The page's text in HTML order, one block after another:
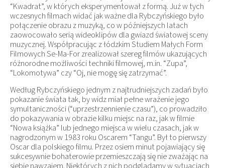
“Kwadrat”, w których eksperymentował z formą. Już w tych
wczesnych filmach widać jak ważne dla Rybczyńskiego było
połączenie obrazu z muzyką, co w późniejszych latach
zaowocowało serią wideoklipów dla gwiazd światowej sceny
muzycznej. Współpracując z łódzkim Studiem Małych Form
Filmowych Se-Ma-For zrealizował szereg filmów ukazujących
różnorodne możliwości techniki filmowej, m.in. “Zupa”,
“Lokomotywa” czy “Oj, nie mogę się zatrzymać”.
Według Rybczyńskiego jednym z najtrudniejszych zadań było
pokazanie świata tak, by widz miał pełne wrażenie jego
symultaniczności (“uprzestrzennienie czasu”), co prowadziło
do pokazywania w obrazie kilku miejsc na raz, jak w filmie
“Nowa książka” lub jednego miejsca w wielu czasach, jak w
nagrodzonym w 1983 roku Oscarem “Tangu”. Był to pierwszy
Oscar dla polskiego filmu. Przez osiem minut pojawiający się
sukcesywnie bohaterowie przemieszczają się nie zważając na
siebie nawzajem. Niektórych z nich podglądamy w sytuacjach